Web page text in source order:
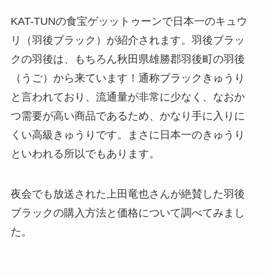
KAT-TUNの食宝ゲッットゥーンで日本一のキュウ
リ（羽後ブラック）が紹介されます。羽後ブラッ
クの羽後は、もちろん秋田県雄勝郡羽後町の羽後
（うご）から来ています！通称ブラックきゅうり
と言われており、流通量が非常に少なく、なおか
つ需要が高い商品であるため、かなり手に入りに
くい高級きゅうりです。まさに日本一のきゅうり
といわれる所以でもあります。
夜会でも放送された上田竜也さんが絶賛した羽後
ブラックの購入方法と価格について調べてみまし
た。